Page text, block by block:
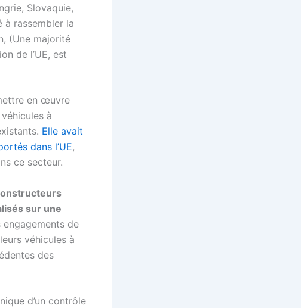
Slovaquie,
à rassembler la
(Une majorité
de l’UE, est
en œuvre
à
Elle avait
dans l’UE,
ce secteur.
sur une
de
véhicules à
des
d’un contrôle